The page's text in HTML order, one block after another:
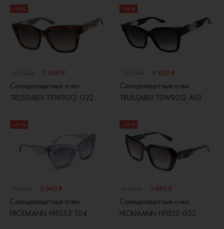
- 30 %
9 450 ₽
Солнцезащитные очки
TRUSSARDI TSW9012 G22
- 30 %
9 450 ₽
Солнцезащитные очки
TRUSSARDI TSW9012 A02
- 40 %
5 940 ₽
Солнцезащитные очки
HICKMANN HI9253 T04
- 40 %
5 940 ₽
Солнцезащитные очки
HICKMANN HI9215 G22